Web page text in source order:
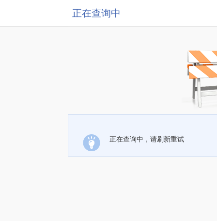
正在查询中
正在查询中，请刷新重试